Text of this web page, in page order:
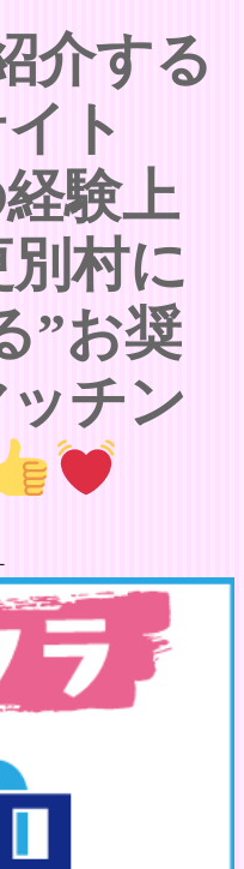
介する
ト
験上
別村に
”お奨
チン